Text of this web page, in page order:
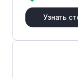
Узнать